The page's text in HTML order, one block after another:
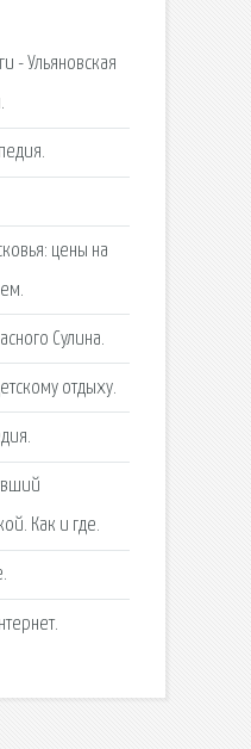
- Ульяновская
цены на
Сулина.
отдыху.
Как и где.